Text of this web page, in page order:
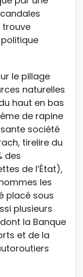
trouve
le pillage
naturelles
haut en bas
de rapine
société
tirelire du
des
de l’État),
les
placé sous
plu­sieurs
la Banque
et de la